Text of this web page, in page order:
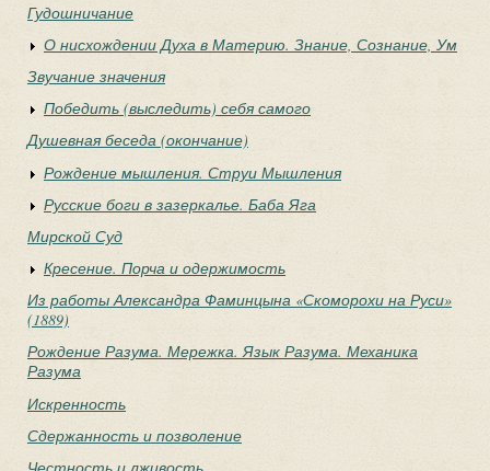
Гудошничание
О нисхождении Духа в Материю. Знание, Сознание, Ум
Звучание значения
Победить (выследить) себя самого
Душевная беседа (окончание)
Рождение мышления. Струи Мышления
Русские боги в зазеркалье. Баба Яга
Мирской Суд
Кресение. Порча и одержимость
Из работы Александра Фаминцына «Скоморохи на Руси»
(1889)
Рождение Разума. Мережка. Язык Разума. Механика
Разума
Искренность
Сдержанность и позволение